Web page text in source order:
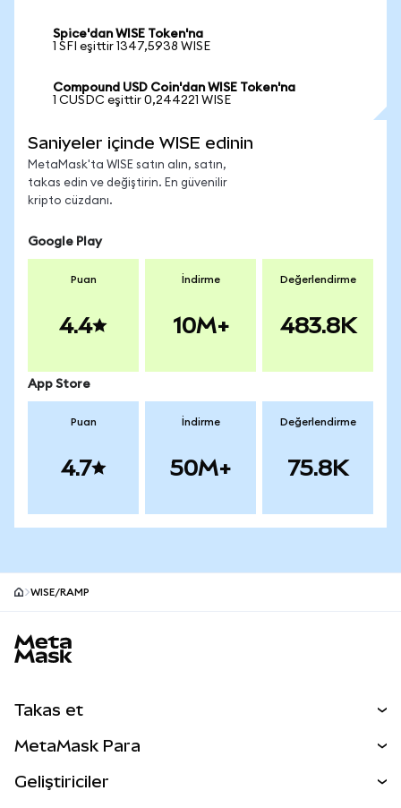
Spice'dan WISE Token'na
1 SFI eşittir 1347,5938 WISE
Compound USD Coin'dan WISE Token'na
1 CUSDC eşittir 0,244221 WISE
Saniyeler içinde WISE edinin
MetaMask'ta WISE satın alın, satın,
takas edin ve değiştirin. En güvenilir
kripto cüzdanı.
Google Play
Puan
4.4
İndirme
10M+
Değerlendirme
483.8K
App Store
Puan
4.7
İndirme
50M+
Değerlendirme
75.8K
WISE/RAMP
Takas et
Perps
MetaMask Para
Geliştiriciler